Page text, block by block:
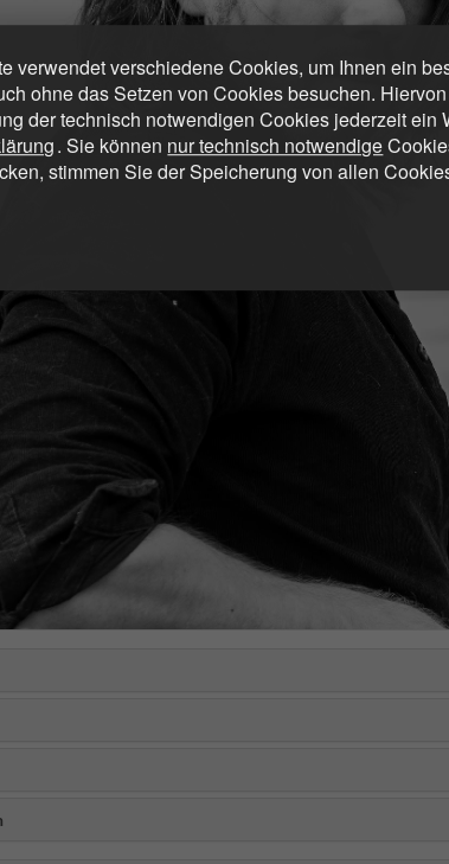
verwendet verschiedene Cookies, um Ihnen ein
ohne das Setzen von Cookies besuchen.
der technisch notwendigen Cookies jederzeit
. Sie können nur technisch notwendige
stimmen Sie der Speicherung von allen